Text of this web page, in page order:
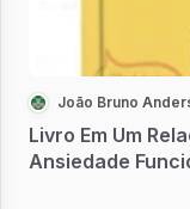
João Bruno
Livro Em Um
Ansiedade